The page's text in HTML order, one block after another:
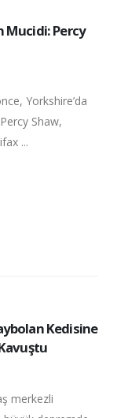
Mucidi: Percy
Yorkshire’da
Shaw,
...
Kedisine
merkezli